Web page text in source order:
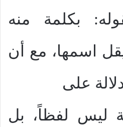
بكلمة منه
اسمها، مع أن
على
ليس لفظاً، بل